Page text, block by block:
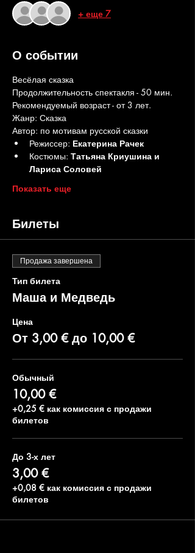
+ еще 7
О событии
Весёлая сказка
Продолжительность спектакля - 50 мин.
Рекомендуемый возраст - от 3 лет.
Жанр: Сказка
Автор: по мотивам русской сказки
Режиссер: Екатерина Рачек
Костюмы: Татьяна Криушина и
Лариса Соловей
Показать еще
Билеты
Продажа завершена
Тип билета
Маша и Медведь
Цена
От 3,00 € до 10,00 €
Обычный
10,00 €
+0,25 € как комиссия с продажи
билетов
До 3-х лет
3,00 €
+0,08 € как комиссия с продажи
билетов